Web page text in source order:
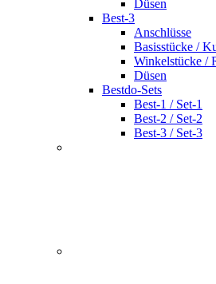
Düsen
Best-3
Anschlüsse
Basisstücke /
Winkelstücke /
Düsen
Bestdo-Sets
Best-1 / Set-1
Best-2 / Set-2
Best-3 / Set-3